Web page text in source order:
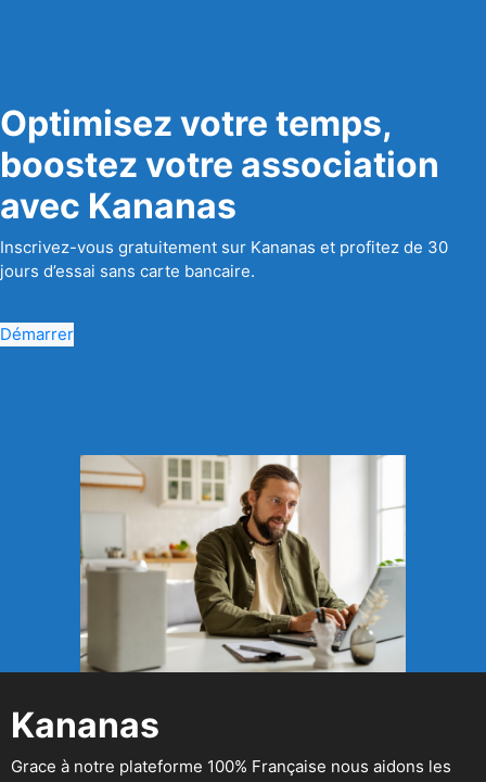
Optimisez votre temps,
boostez votre association
avec Kananas
Inscrivez-vous gratuitement sur Kananas et profitez de 30
jours d’essai sans carte bancaire.
Démarrer
Kananas
Grace à notre plateforme 100% Française nous aidons les